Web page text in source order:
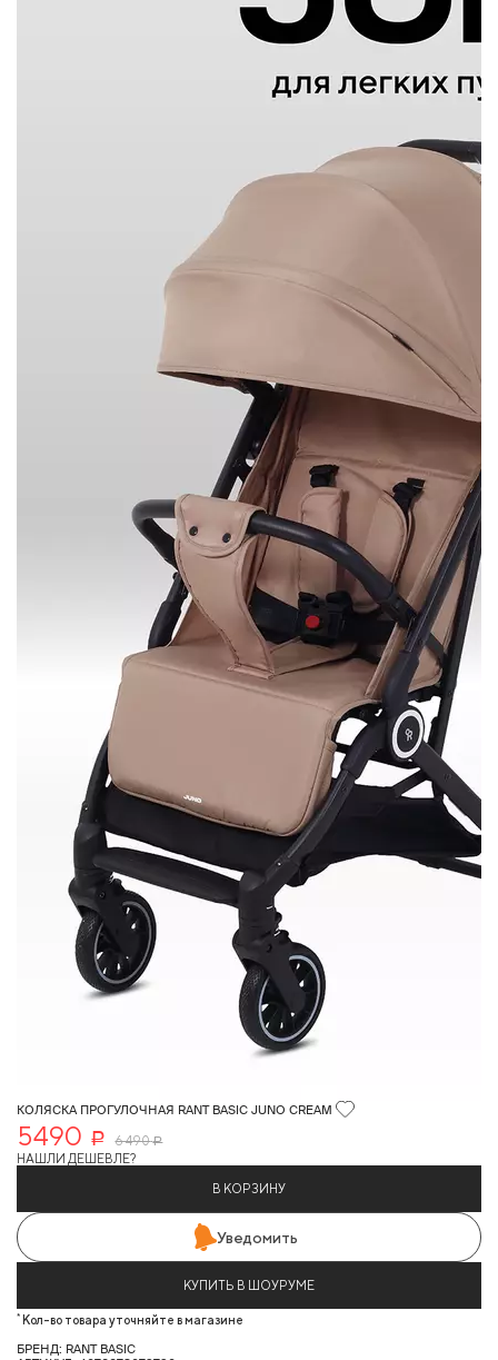
КОЛЯСКА ПРОГУЛОЧНАЯ RANT BASIC JUNO CREAM
5490 Р 6 490 Р
НАШЛИ ДЕШЕВЛЕ?
В КОРЗИНУ
Уведомить
КУПИТЬ В ШОУРУМЕ
* Кол-во товара уточняйте в магазине
БРЕНД: RANT BASIC